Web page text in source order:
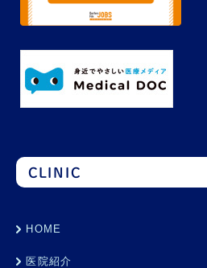
CLINIC
HOME
医院紹介